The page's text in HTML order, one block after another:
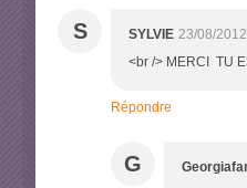
S SYLVIE 23/08/
<br /> MERCI TU
Répondre
G